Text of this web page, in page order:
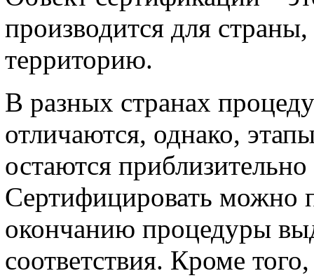
производится для
территорию.
В разных странах
отличаются, однако,
остаются
Сертифицировать можно
окончанию процедуры
соответствия. Кроме